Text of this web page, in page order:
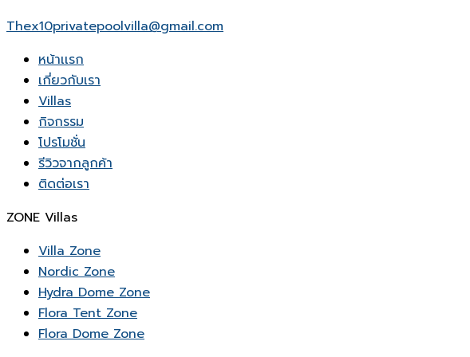
Thex10privatepoolvilla@gmail.com
หน้าเเรก
เกี่ยวกับเรา
Villas
กิจกรรม
โปรโมชั่น
รีวิวจากลูกค้า
ติดต่อเรา
ZONE Villas
Villa Zone
Nordic Zone
Hydra Dome Zone
Flora Tent Zone
Flora Dome Zone